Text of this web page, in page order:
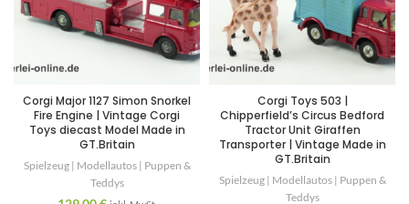
Corgi Major 1127 Simon Snorkel
Fire Engine | Vintage Corgi
Toys diecast Model Made in
GT.Britain
Spielzeug | Modellautos | Puppen &
Teddys
Corgi Toys 503 |
Chipperfield’s Circus Bedford
Tractor Unit Giraffen
Transporter | Vintage Made in
GT.Britain
Spielzeug | Modellautos | Puppen &
Teddys